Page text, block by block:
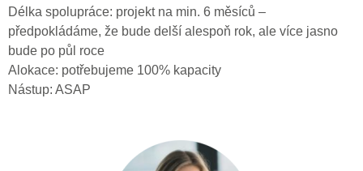
Délka spolupráce: projekt na min. 6 měsíců –
předpokládáme, že bude delší alespoň rok, ale více jasno
bude po půl roce
Alokace: potřebujeme 100% kapacity
Nástup: ASAP